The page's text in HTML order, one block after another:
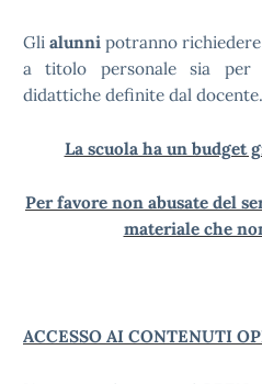
Gli alunni potranno
a titolo personale sia per
didattiche definite dal docente.
La scuola ha un budget
Per favore non abusate del
materiale che
ACCESSO AI CONTENUTI